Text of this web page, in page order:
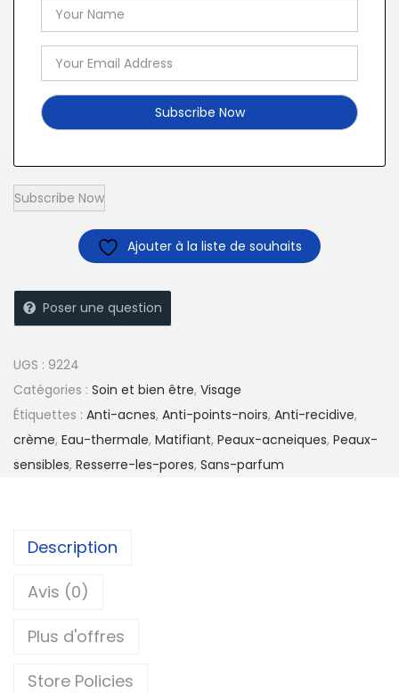
Ajouter à la liste de souhaits
Poser une question
UGS : 9224
Catégories : Soin et bien être, Visage
Étiquettes : Anti-acnes, Anti-points-noirs, Anti-recidive,
crème, Eau-thermale, Matifiant, Peaux-acneiques, Peaux-
sensibles, Resserre-les-pores, Sans-parfum
Description
Avis (0)
Plus d'offres
Store Policies